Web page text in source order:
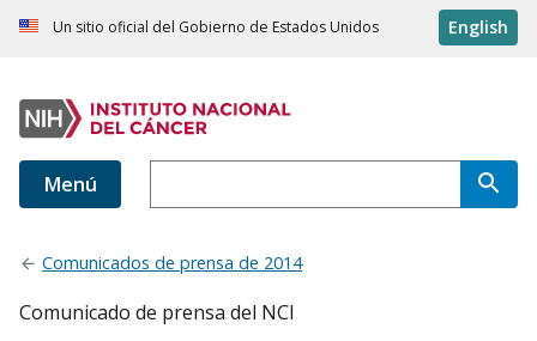
Un sitio oficial del Gobierno de Estados Unidos English
Menú
Comunicados de prensa de 2014
Comunicado de prensa del NCI